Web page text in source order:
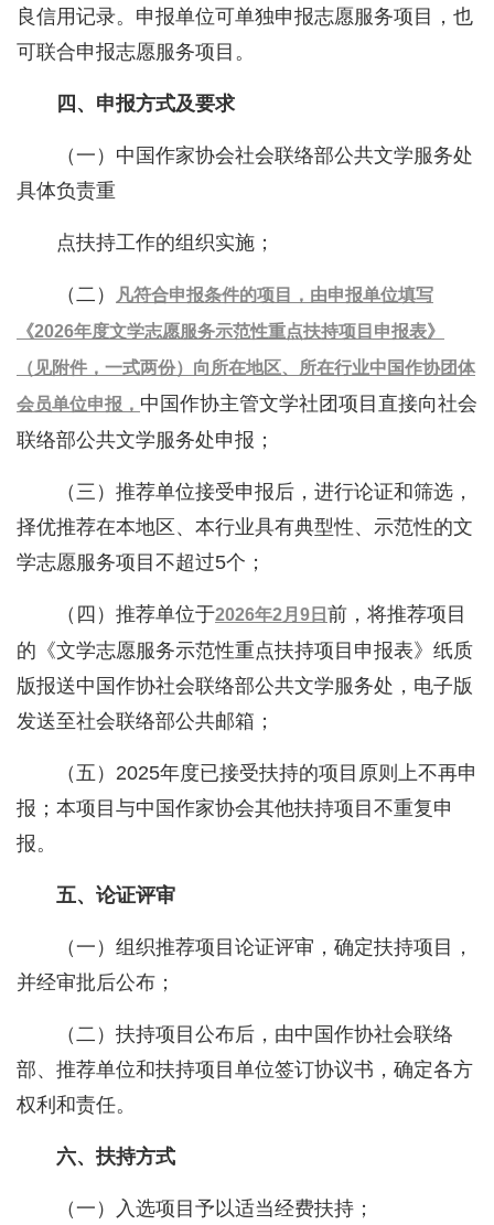
良信用记录。申报单位可单独申报志愿服务项目，也
可联合申报志愿服务项目。
四、申报方式及要求
（一）中国作家协会社会联络部公共文学服务处
具体负责重
点扶持工作的组织实施；
（二）
凡符合申报条件的项目，由申报单位填写
《2026年度文学志愿服务示范性重点扶持项目申报表》
（见附件，一式两份）向所在地区、所在行业中国作协团体
会员单位申报， 中国作协主管文学社团项目直接向社会
联络部公共文学服务处申报；
（三）推荐单位接受申报后，进行论证和筛选，
择优推荐在本地区、本行业具有典型性、示范性的文
学志愿服务项目不超过5个；
（四）推荐单位于2026年2月9日 前，将推荐项目
的《文学志愿服务示范性重点扶持项目申报表》纸质
版报送中国作协社会联络部公共文学服务处，电子版
发送至社会联络部公共邮箱；
（五）2025年度已接受扶持的项目原则上不再申
报；本项目与中国作家协会其他扶持项目不重复申
报。
五、论证评审
（一）组织推荐项目论证评审，确定扶持项目，
并经审批后公布；
（二）扶持项目公布后，由中国作协社会联络
部、推荐单位和扶持项目单位签订协议书，确定各方
权利和责任。
六、扶持方式
（一）入选项目予以适当经费扶持；